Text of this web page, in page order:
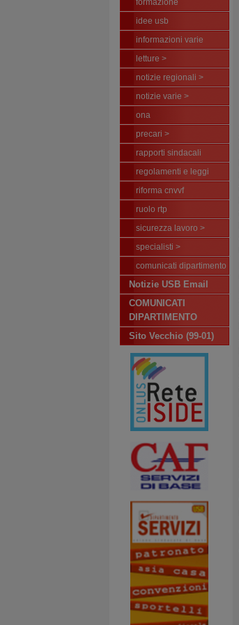
formazione
idee usb
informazioni varie
letture >
notizie regionali >
notizie varie >
ona
precari >
rapporti sindacali
regolamenti e leggi
riforma cnvvf
ruolo rtp
sicurezza lavoro >
specialisti >
comunicati dipartimento
Notizie USB Email
COMUNICATI
DIPARTIMENTO
Sito Vecchio (99-01)